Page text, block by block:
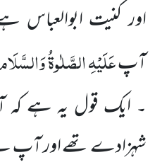
اور کنیت
آپعَلَیْہِ الصَّلٰوۃُ
۔ ایک قول یہ ہے
شہزادے تھے اور آپ نے